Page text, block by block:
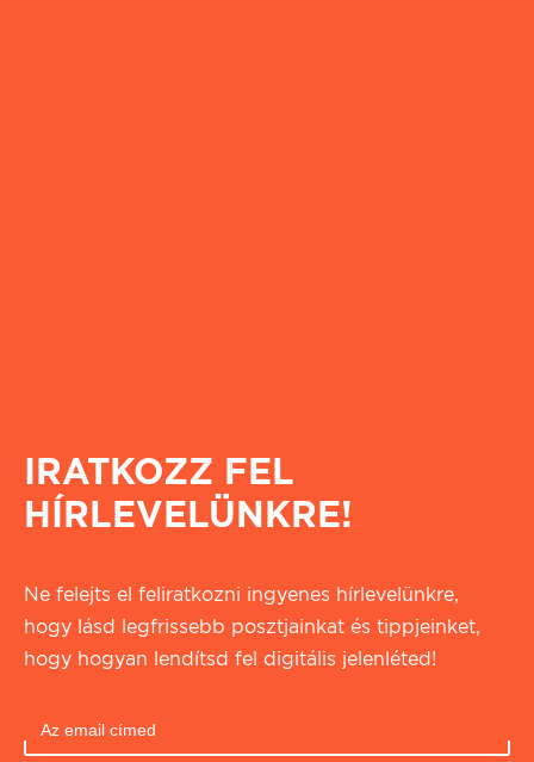
IRATKOZZ FEL
HÍRLEVELÜNKRE!
Ne felejts el feliratkozni ingyenes hírlevelünkre,
hogy lásd legfrissebb posztjainkat és tippjeinket,
hogy hogyan lendítsd fel digitális jelenléted!